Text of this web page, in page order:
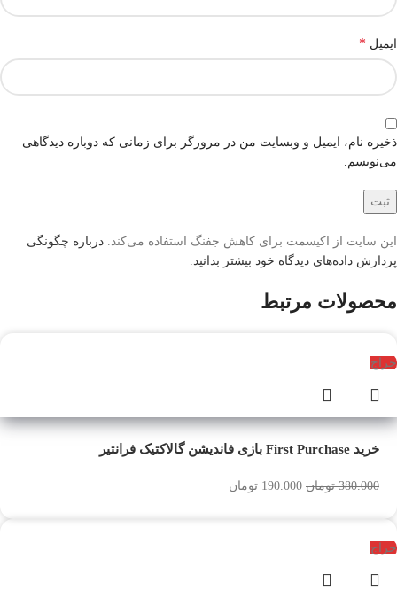
ایمیل *
ذخیره نام، ایمیل و وبسایت من در مرورگر برای زمانی که دوباره دیدگاهی
می‌نویسم.
این سایت از اکیسمت برای کاهش جفنگ استفاده می‌کند. درباره چگونگی
پردازش داده‌های دیدگاه خود بیشتر بدانید.
محصولات مرتبط
حراج
خرید First Purchase بازی فاندیشن گالاکتیک فرانتیر
380.000 تومان 190.000 تومان
حراج